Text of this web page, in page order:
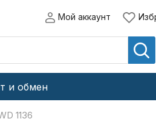
Мой аккаунт
и обмен
1136